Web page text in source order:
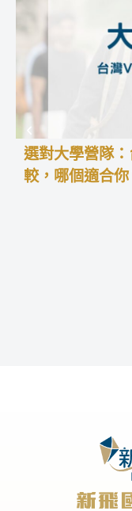
選對大學營隊
較，哪個適合你